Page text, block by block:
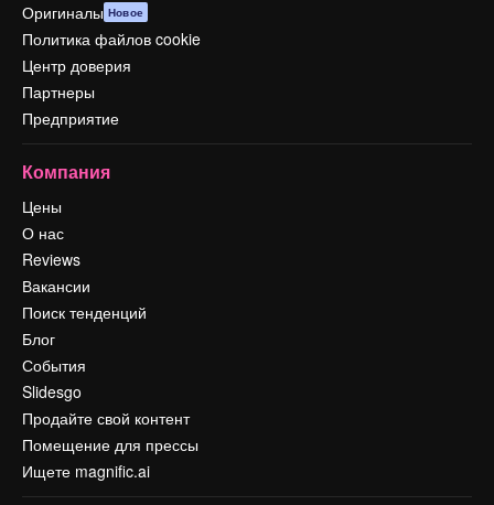
Оригиналы Новое
Политика файлов cookie
Центр доверия
Партнеры
Предприятие
Компания
Цены
О нас
Reviews
Вакансии
Поиск тенденций
Блог
События
Slidesgo
Продайте свой контент
Помещение для прессы
Ищете magnific.ai